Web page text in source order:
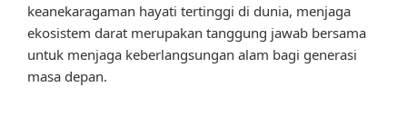
keanekaragaman hayati tertinggi di dunia, menjaga
ekosistem darat merupakan tanggung jawab bersama
untuk menjaga keberlangsungan alam bagi generasi
masa depan.